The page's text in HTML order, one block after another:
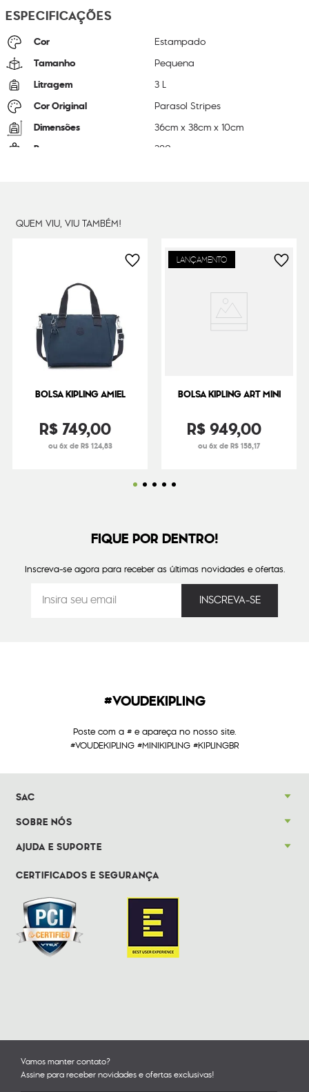
ESPECIFICAÇÕES
Cor Estampado
Tamanho Pequena
Litragem 3 L
Cor Original Parasol Stripes
Dimensões 36cm x38cm x10cm
Peso 390
QUEM VIU, VIU TAMBÉM!
BOLSA KIPLING AMIEL
R$ 749,00
ou 6x de R$ 124,83
LANÇAMENTO
BOLSA KIPLING ART MINI
R$949,00
ou 6x de R$ 158,17
FIQUE POR DENTRO!
Inscreva-se agora para receber as últimas novidades e ofertas.
#VOUDEKIPLING
Poste com a # e apareça no nosso site.
#VOUDEKIPLING #MINIKIPLING #KIPLINGBR
SAC
SOBRE NÓS
AJUDA E SUPORTE
CERTIFICADOS E SEGURANÇA
Vamos manter contato?
Assine para receber novidades e ofertas exclusivas!